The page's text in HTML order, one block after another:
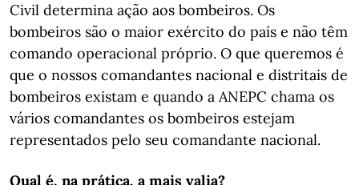
Civil determina ação aos bombeiros. Os
bombeiros são o maior exército do país e não têm
comando operacional próprio. O que queremos é
que o nossos comandantes nacional e distritais de
bombeiros existam e quando a ANEPC chama os
vários comandantes os bombeiros estejam
representados pelo seu comandante nacional.
Qual é, na prática, a mais valia?